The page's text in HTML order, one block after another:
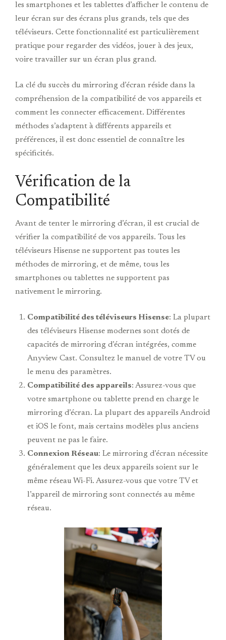
les smartphones et les tablettes d’afficher le contenu de
leur écran sur des écrans plus grands, tels que des
téléviseurs. Cette fonctionnalité est particulièrement
pratique pour regarder des vidéos, jouer à des jeux,
voire travailler sur un écran plus grand.
La clé du succès du mirroring d’écran réside dans la
compréhension de la compatibilité de vos appareils et
comment les connecter efficacement. Différentes
méthodes s’adaptent à différents appareils et
préférences, il est donc essentiel de connaître les
spécificités.
Vérification de la
Compatibilité
Avant de tenter le mirroring d’écran, il est crucial de
vérifier la compatibilité de vos appareils. Tous les
téléviseurs Hisense ne supportent pas toutes les
méthodes de mirroring, et de même, tous les
smartphones ou tablettes ne supportent pas
nativement le mirroring.
Compatibilité des téléviseurs Hisense: La plupart
des téléviseurs Hisense modernes sont dotés de
capacités de mirroring d’écran intégrées, comme
Anyview Cast. Consultez le manuel de votre TV ou
le menu des paramètres.
Compatibilité des appareils: Assurez-vous que
votre smartphone ou tablette prend en charge le
mirroring d’écran. La plupart des appareils Android
et iOS le font, mais certains modèles plus anciens
peuvent ne pas le faire.
Connexion Réseau: Le mirroring d’écran nécessite
généralement que les deux appareils soient sur le
même réseau Wi-Fi. Assurez-vous que votre TV et
l’appareil de mirroring sont connectés au même
réseau.